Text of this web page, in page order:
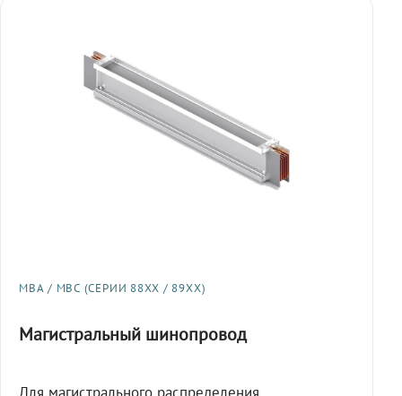
МВА / МВС (СЕРИИ 88XX / 89XX)
Магистральный шинопровод